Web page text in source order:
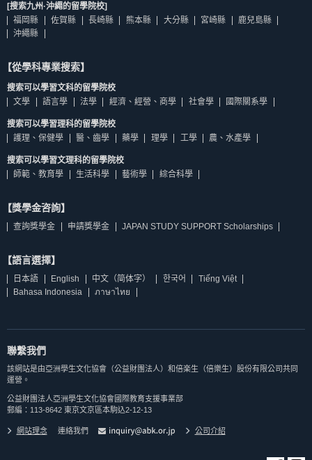
[搜索九州·沖繩的留學院校]
福岡縣
佐賀縣 長崎縣 熊本縣 大分縣 宮崎縣
鹿兒島縣
沖繩縣
【從學科專業搜索】
搜索可以學習文科的留學院校
文學
語言學 法學 經濟、經營、商學 社會學 國際關系學
搜索可以學習理科的留學院校
護理、保健學
醫、齒學 藥學 理學 工學 農、水產學
搜索可以學習文理科的留學院校
師範、教育學
生活科學 藝術學 綜合科學
【獎學金咨詢】
查詢獎學金 申請獎學金 JAPAN STUDY SUPPORT Scholarships
【語言選擇】
日本語 English 中文（简体字） 한국어
Tiếng Việt
Bahasa Indonesia
ภาษาไทย
聯繫我們
該網站是由亞洲學生文化協會（公益財團法人）和倍楽生（倍樂生）股份有限公司共同
運營。
公益財團法人亞洲學生文化協會國際教育支援事業部
郵編：113-8642 東京文京區本駒込2-12-13
網站理念 連絡我們 公司介紹